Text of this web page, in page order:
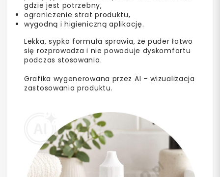
gdzie jest potrzebny,
ograniczenie strat produktu,
wygodną i higieniczną aplikację.
Lekka, sypka formuła sprawia, że puder łatwo
się rozprowadza i nie powoduje dyskomfortu
podczas stosowania.
Grafika wygenerowana przez AI – wizualizacja
zastosowania produktu.